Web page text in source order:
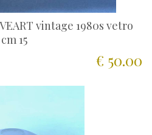
vintage 1980s vetro
15
€ 50.00